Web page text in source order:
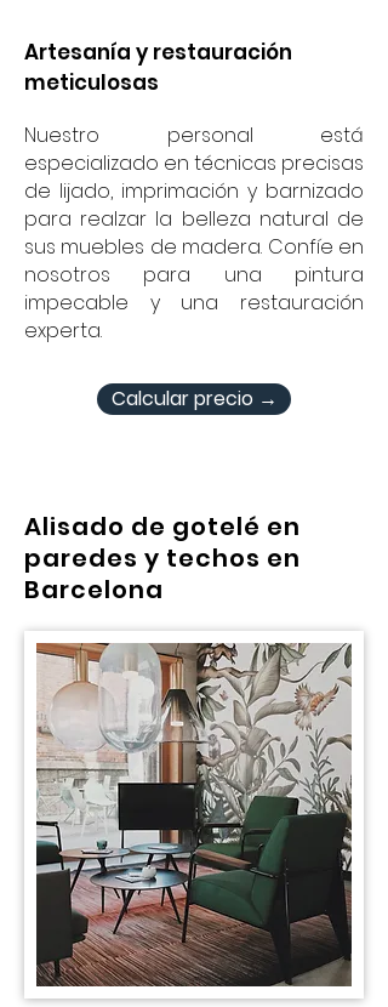
Artesanía y restauración
meticulosas
Nuestro personal está
especializado en técnicas precisas
de lijado, imprimación y barnizado
para realzar la belleza natural de
sus muebles de madera. Confíe en
nosotros para una pintura
impecable y una restauración
experta.
Calcular precio →
Alisado de gotelé en
paredes y techos en
Barcelona